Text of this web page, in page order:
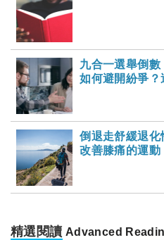
九合一選舉倒數
如何避開紛爭？
倒退走舒緩退化
改善膝痛的運動
精選閱讀 Advanced